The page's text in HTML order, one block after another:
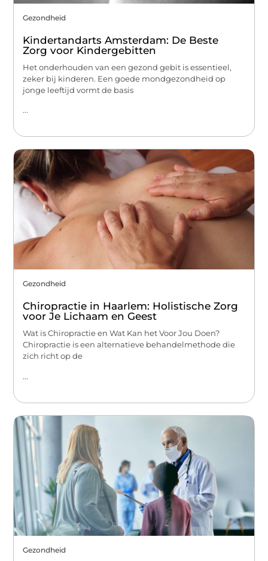
Gezondheid
Kindertandarts Amsterdam: De Beste
Zorg voor Kindergebitten
Het onderhouden van een gezond gebit is essentieel,
zeker bij kinderen. Een goede mondgezondheid op
jonge leeftijd vormt de basis
...
Gezondheid
Chiropractie in Haarlem: Holistische Zorg
voor Je Lichaam en Geest
Wat is Chiropractie en Wat Kan het Voor Jou Doen?
Chiropractie is een alternatieve behandelmethode die
zich richt op de
...
Gezondheid